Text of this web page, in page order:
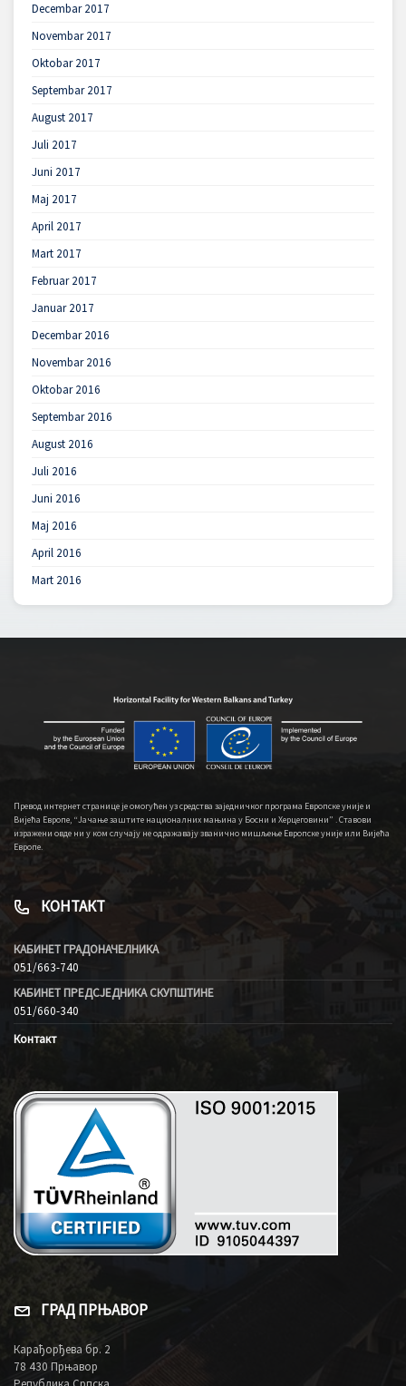
Decembar 2017
Novembar 2017
Oktobar 2017
Septembar 2017
August 2017
Juli 2017
Juni 2017
Maj 2017
April 2017
Mart 2017
Februar 2017
Januar 2017
Decembar 2016
Novembar 2016
Oktobar 2016
Septembar 2016
August 2016
Juli 2016
Juni 2016
Maj 2016
April 2016
Mart 2016
Превод интернет странице је омогућен уз средства заједничког програма Европске уније и
Вијећа Европе, “Јачање заштите националних мањина у Босни и Херцеговини” . Ставови
изражени овде ни у ком случају не одражавају званично мишљење Европске уније или Вијећа
Европе.
КОНТАКТ
КАБИНЕТ ГРАДОНАЧЕЛНИКА
051/663-740
КАБИНЕТ ПРЕДСЈЕДНИКА СКУПШТИНЕ
051/660-340
Контакт
ГРАД ПРЊАВОР
Карађорђева бр. 2
78 430 Прњавор